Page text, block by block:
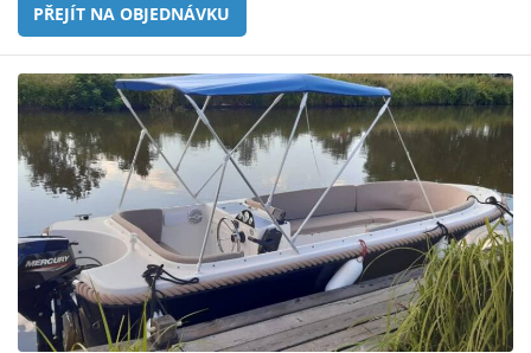
PŘEJÍT NA OBJEDNÁVKU